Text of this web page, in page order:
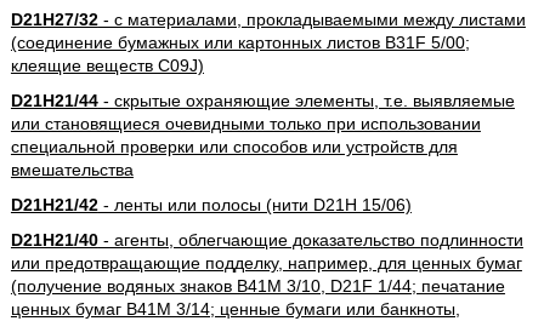
D21H27/32- с материалами, прокладываемыми между листами
(соединение бумажных или картонных листов B31F 5/00;
клеящие веществ C09J)
D21H21/44- скрытые охраняющие элементы, т.е. выявляемые
или становящиеся очевидными только при использовании
специальной проверки или способов или устройств для
вмешательства
D21H21/42- ленты или полосы (нити D21H 15/06)
D21H21/40- агенты, облегчающие доказательство подлинности
или предотвращающие подделку, например, для ценных бумаг
(получение водяных знаков B41M 3/10, D21F 1/44; печатание
ценных бумаг B41M 3/14; ценные бумаги или банкноты,